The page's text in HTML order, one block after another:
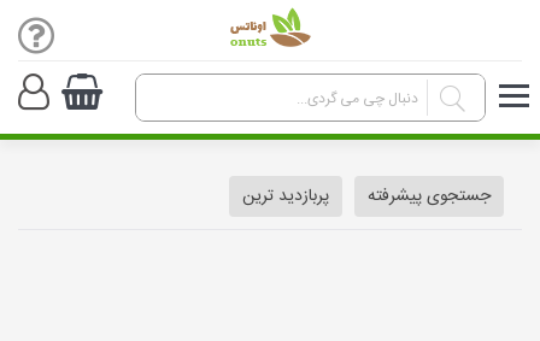
جستجوی پیشرفته پربازدید ترین